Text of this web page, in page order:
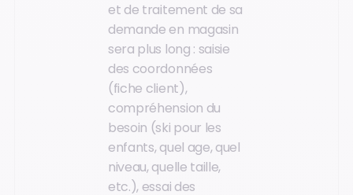
et de traitement de sa
demande en magasin
sera plus long : saisie
des coordonnées
(fiche client),
compréhension du
besoin (ski pour les
enfants, quel age, quel
niveau, quelle taille,
etc.), essai des